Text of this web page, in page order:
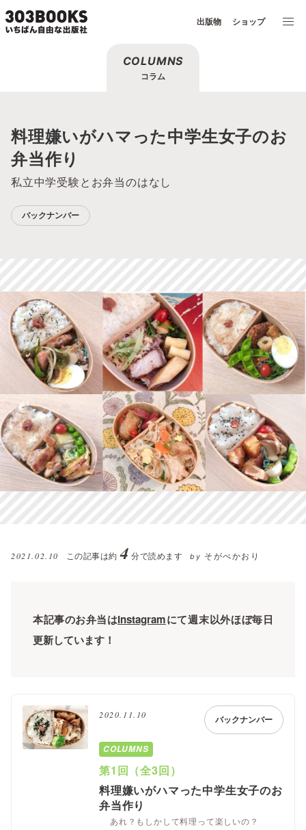
出版物 ショップ
COLUMNS
コラム
料理嫌いがハマった中学生女子のお
弁当作り
私立中学受験とお弁当のはなし
バックナンバー
2021.02.10 この記事は約 4 分で読めます by そがべかおり
本記事のお弁当はInstagramにて週末以外ほぼ毎日
更新しています！
2020.11.10 バックナンバー
COLUMNS
第1回（全3回）
料理嫌いがハマった中学生女子のお
弁当作り
あれ？もしかして料理って楽しいの？